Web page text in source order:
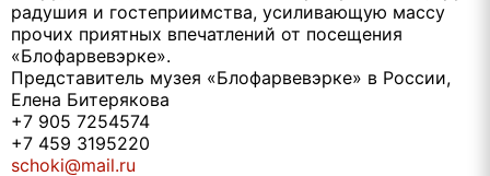
радушия и гостеприимства, усиливающую массу
прочих приятных впечатлений от посещения
«Блофарвевэрке».
Представитель музея «Блофарвевэрке» в России,
Елена Битерякова
+7 905 7254574
+7 459 3195220
schoki@mail.ru